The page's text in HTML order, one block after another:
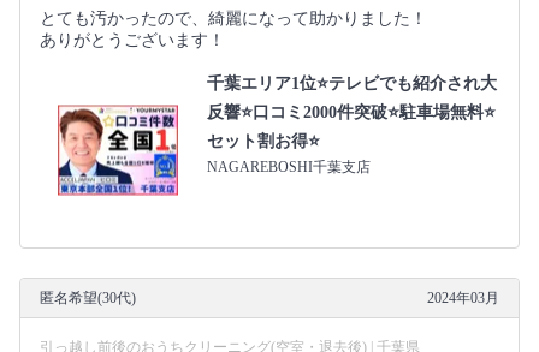
とても汚かったので、綺麗になって助かりました！
ありがとうございます！
千葉エリア1位⭐テレビでも紹介され大
反響⭐️口コミ2000件突破⭐️駐車場無料⭐
セット割お得⭐
NAGAREBOSHI千葉支店
匿名希望(30代) 2024年03月
引っ越し前後のおうちクリーニング(空室・退去後) | 千葉県